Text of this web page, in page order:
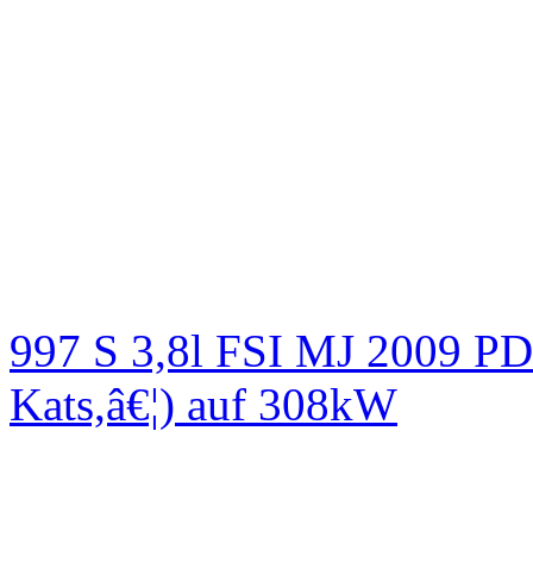
997 S 3,8l FSI MJ 2009
Kats,â€¦) auf 308kW